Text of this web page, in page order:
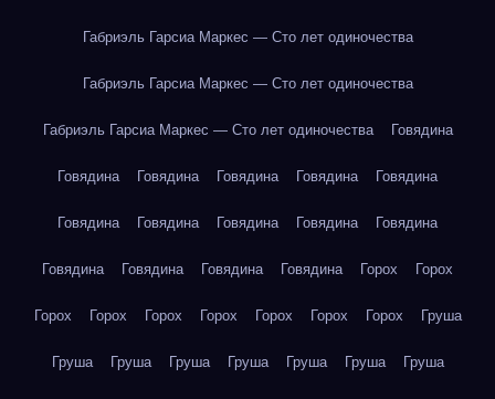
Габриэль Гарсиа Маркес — Сто лет одиночества
Габриэль Гарсиа Маркес — Сто лет одиночества
Габриэль Гарсиа Маркес — Сто лет одиночества Говядина
Говядина Говядина Говядина Говядина Говядина
Говядина Говядина Говядина Говядина Говядина
Говядина Говядина Говядина Говядина Горох Горох
Горох Горох Горох Горох Горох Горох Горох Груша
Груша Груша Груша Груша Груша Груша Груша